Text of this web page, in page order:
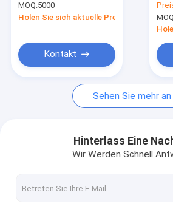
Zusammengesetzte Papierdosen
Papier Tube Verpackung
klarer Plastikzylinder
Getränkedosen
Einmachende Deckel
Trockenfutter kann
verpackend
MOQ:5000
Holen Sie sich aktuelle Preis
Kontakt
Sehen Sie mehr an
Hinterlass Eine
Wir Werden Schnell